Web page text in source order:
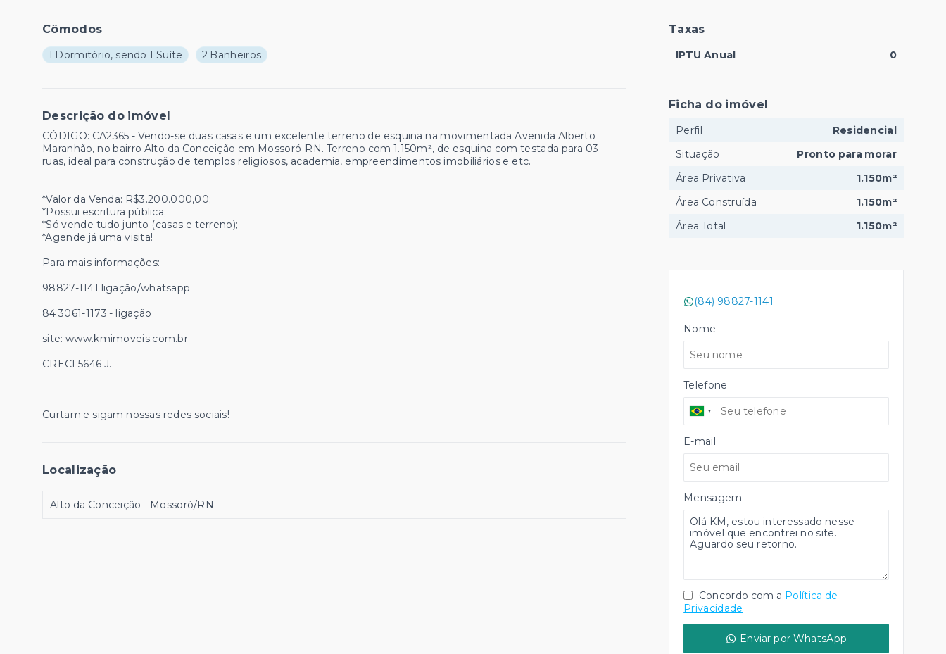
Cômodos
1 Dormitório, sendo 1 Suíte 2 Banheiros
Descrição do imóvel
CÓDIGO: CA2365 - Vendo-se duas casas e um excelente terreno de esquina na movimentada Avenida Alberto
Maranhão, no bairro Alto da Conceição em Mossoró-RN. Terreno com 1.150m², de esquina com testada para 03
ruas, ideal para construção de templos religiosos, academia, empreendimentos imobiliários e etc.
*Valor da Venda: R$3.200.000,00;
*Possui escritura pública;
*Só vende tudo junto (casas e terreno);
*Agende já uma visita!
Para mais informações:
98827-1141 ligação/whatsapp
84 3061-1173 - ligação
site: www.kmimoveis.com.br
CRECI 5646 J.
Curtam e sigam nossas redes sociais!
Localização
Alto da Conceição - Mossoró/RN
Taxas
IPTU Anual 0
Ficha do imóvel
Perfil
Residencial
Situação
Pronto para morar
Área Privativa
1.150m²
Área Construída
1.150m²
Área Total
1.150m²
(84) 98827-1141
Nome
Telefone
E-mail
Mensagem
Concordo com a Política de
Privacidade
Enviar por WhatsApp